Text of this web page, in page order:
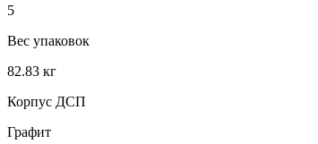
5
Вес упаковок
82.83 кг
Корпус ДСП
Графит